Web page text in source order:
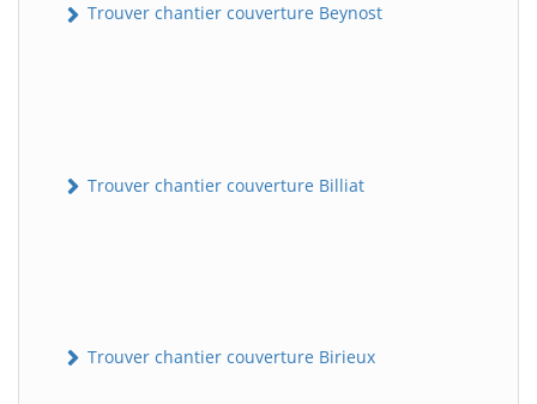
Trouver chantier couverture Beynost
Trouver chantier couverture Billiat
Trouver chantier couverture Birieux